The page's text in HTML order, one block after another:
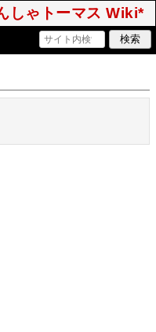
しゃトーマス Wiki*